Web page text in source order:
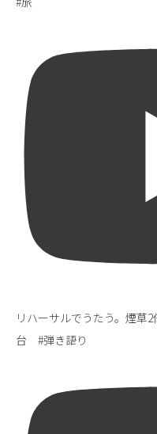
リハーサルでうたう。煙草
台 #弾き語り